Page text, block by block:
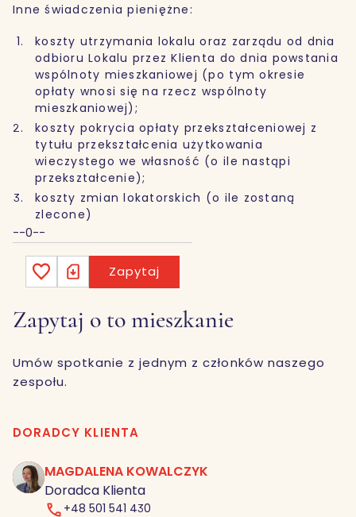
Inne świadczenia pieniężne:
koszty utrzymania lokalu oraz zarządu od dnia
odbioru Lokalu przez Klienta do dnia powstania
wspólnoty mieszkaniowej (po tym okresie
opłaty wnosi się na rzecz wspólnoty
mieszkaniowej);
koszty pokrycia opłaty przekształceniowej z
tytułu przekształcenia użytkowania
wieczystego we własność (o ile nastąpi
przekształcenie);
koszty zmian lokatorskich (o ile zostaną
zlecone)
--0--
Zapytaj
Zapytaj o to mieszkanie
Umów spotkanie z jednym z członków naszego
zespołu.
DORADCY KLIENTA
MK MAGDALENA KOWALCZYK
Doradca Klienta
+48 501 541 430